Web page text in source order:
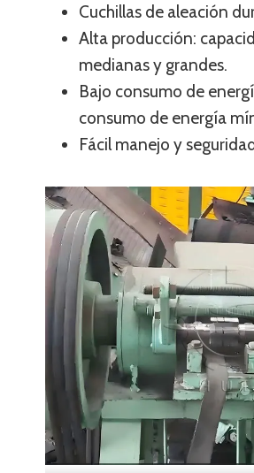
Cuchillas de aleación
Alta producción:
medianas y grandes.
Bajo consumo de
consumo de energía
Fácil manejo y